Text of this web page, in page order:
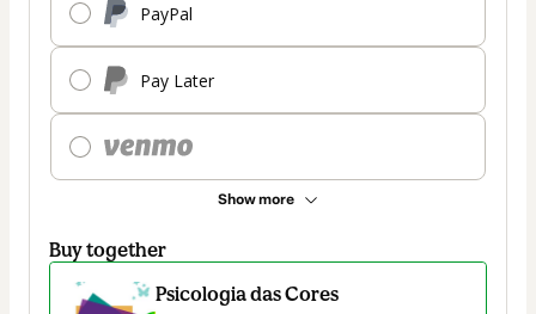
PayPal
Pay Later
Show more
Buy together
Psicologia das Cores